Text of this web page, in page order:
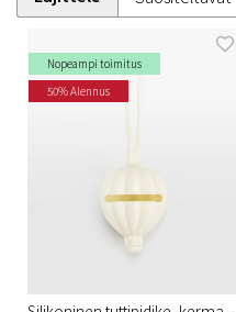
Nopeampi toimitus
50% Alennus